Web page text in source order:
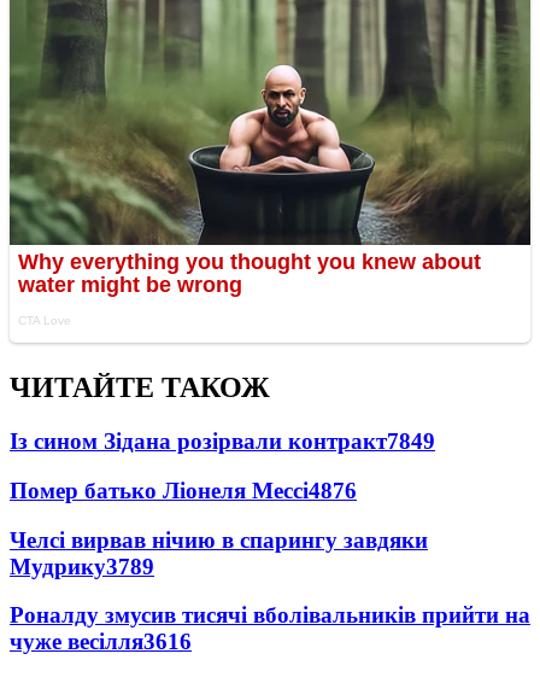
ЧИТАЙТЕ ТАКОЖ
Із сином Зідана розірвали контракт7849
Помер батько Ліонеля Мессі4876
Челсі вирвав нічию в спарингу завдяки
Мудрику3789
Роналду змусив тисячі вболівальників прийти на
чуже весілля3616